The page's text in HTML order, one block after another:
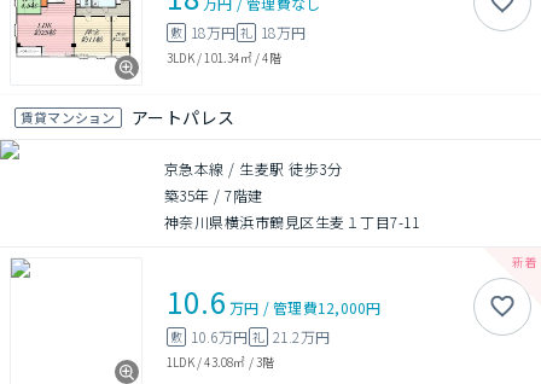
敷 18万円 礼 18万円
3LDK/ 101.34㎡/4階
賃貸マンション アートパレス
京急本線 / 生麦駅 徒歩3分
築35年 /7階建
神奈川県横浜市鶴見区生麦１丁目7-11
10.6 万円 /管理費12,000円
敷 10.6万円 礼 21.2万円
1LDK/43.08㎡ /3階